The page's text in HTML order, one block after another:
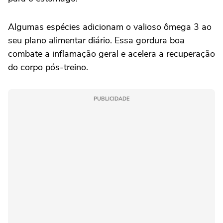
Algumas espécies adicionam o valioso ômega 3 ao
seu plano alimentar diário. Essa gordura boa
combate a inflamação geral e acelera a recuperação
do corpo pós-treino.
PUBLICIDADE